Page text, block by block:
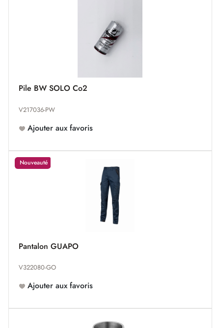
Pile BW SOLO Co2
V217036-PW
Ajouter aux favoris
Nouveauté
Pantalon GUAPO
V322080-GO
Ajouter aux favoris